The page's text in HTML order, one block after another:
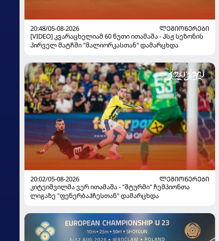
20:48/05-08-2026
ᲚᲔᲒᲘᲝᲜᲔᲠᲔᲑᲘ
[VIDEO] კვარაცხელიამ 60 წუთი ითამაშა - პსჟ სეზონის
პირველ მატჩში "მალიორკასთან" დამარცხდა
20:02/05-08-2026
ᲚᲔᲒᲘᲝᲜᲔᲠᲔᲑᲘ
კიტეიშვილმა ვერ ითამაშა - "შტურმი" ჩემპიონთა
ლიგაზე "ფენერბაჰჩესთან" დამარცხდა